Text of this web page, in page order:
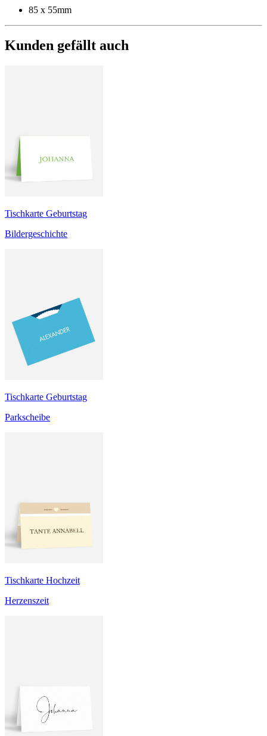
85 x 55mm
Kunden gefällt auch
Tischkarte Geburtstag
Bildergeschichte
Tischkarte Geburtstag
Parkscheibe
Tischkarte Hochzeit
Herzenszeit